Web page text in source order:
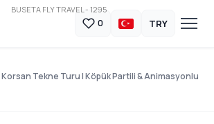
BUSETA FLY TRAVEL - 1295
0 TRY
Korsan Tekne Turu | Köpük Partili & Animasyonlu